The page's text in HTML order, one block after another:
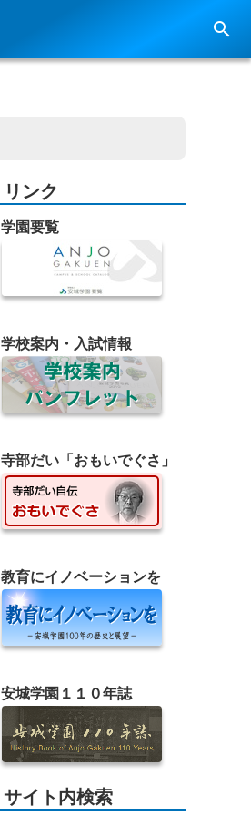
search
リンク
学園要覧
学校案内・入試情報
寺部だい「おもいでぐさ」
教育にイノベーションを
安城学園１１０年誌
サイト内検索